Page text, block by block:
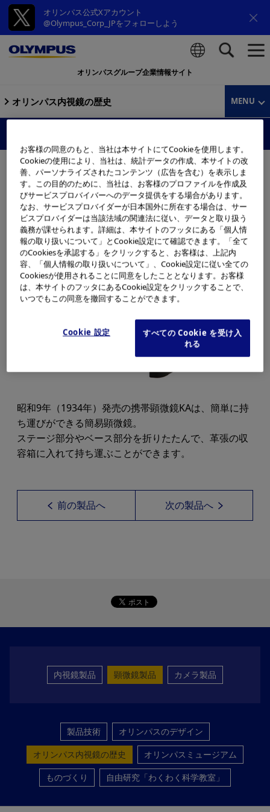
オリンパス公式Xアカウント
@Olympus_Corp_JPをフォローしよう
オリンパスグループ企業情報サイト
オリンパス内視鏡の歴史 MENU
昭和9年（1934年）発売の携帯顕微鏡KAは、簡単に持
ち運びができる簡易顕微鏡。
ステージ部分やベース部分を折りたたんで、革張の収
容箱に入れて持ち運ぶことができます。
前の製品へ 次の製品へ
内視鏡製品 顕微鏡製品 カメラ製品
製品技術
オリンパスのデザイン
オリンパス内視鏡の歴史
オリンパスミュージアム
ものづくり
自由研究「わくわく科学教室」
お客様の同意のもと、当社は本サイトにてCookieを使用します。
Cookieの使用により、当社は、統計データの作成、本サイトの改
善、パーソナライズされたコンテンツ（広告を含む）を表示しま
す。この目的のために、当社は、お客様のプロファイルを作成及
びサービスプロバイバーへのデータ提供をする場合があります。
なお、サービスプロバイダーが日本国外に所在する場合は、サー
ビスプロバイダーは当該法域の関連法に従い、データと取り扱う
義務が課せられます。詳細は、本サイトのフッタにある「個人情
報の取り扱いについて」とCookie設定にて確認できます。「全て
のCookiesを承認する」をクリックすると、お客様は、上記内
容、「個人情報の取り扱いについて」、Cookie設定に従い全ての
Cookiesが使用されることに同意をしたこととなります。お客様
は、本サイトのフッタにあるCookie設定をクリックすることで、
いつでもこの同意を撤回することができます。
Cookie 設定
すべての Cookie を受け入
れる